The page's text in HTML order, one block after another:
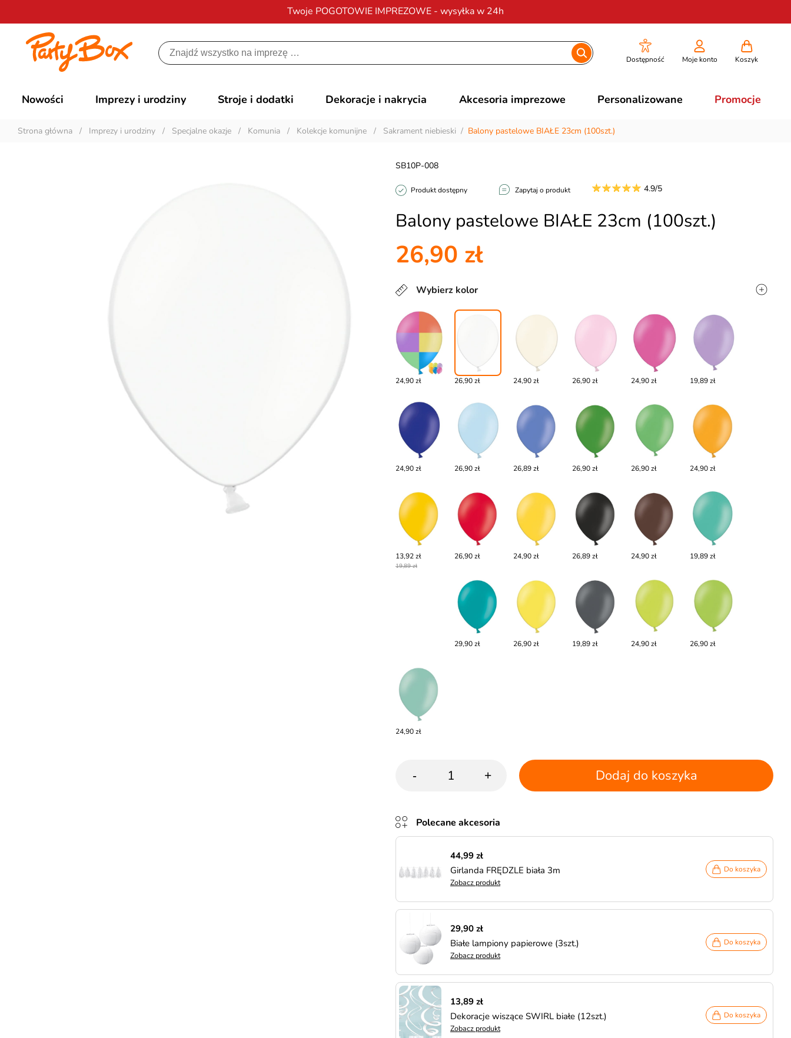
Twoje POGOTOWIE IMPREZOWE - wysyłka w 24h
Darmowa dostawana zamówienia od 200 zł
Dostępność Moje konto Koszyk
Nowości Imprezy i urodziny Stroje i dodatki Dekoracje i nakrycia Akcesoria imprezowe Personalizowane Promocje
Strona główna / Imprezy i urodziny / Specjalne okazje / Komunia / Kolekcje komunijne / Sakrament niebieski / Balony pastelowe BIAŁE 23cm (100szt.)
Balony pastelowe BIAŁE 23cm (100szt.)
SB10P-008
Produkt dostępny Zapytaj o produkt 4.9/5
26,90 zł
Wybierz kolor
24,90 zł 26,90 zł 24,90 zł 26,90 zł 24,90 zł 19,89 zł
24,90 zł 26,90 zł 26,89 zł 26,90 zł 26,90 zł 24,90 zł
13,92 zł
19,89 zł
26,90 zł 24,90 zł 26,89 zł 24,90 zł 19,89 zł
29,90 zł 26,90 zł 19,89 zł 24,90 zł 26,90 zł
24,90 zł
- + Dodaj do koszyka
Polecane akcesoria
44,99 zł
Girlanda FRĘDZLE biała 3m
Zobacz produkt
Do koszyka
29,90 zł
Białe lampiony papierowe (3szt.)
Zobacz produkt
Do koszyka
13,89 zł
Dekoracje wiszące SWIRL białe (12szt.)
Zobacz produkt
Do koszyka